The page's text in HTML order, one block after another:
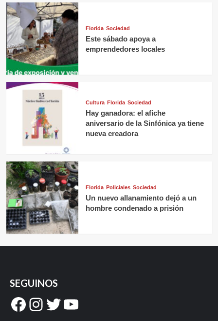
Florida Sociedad
Este sábado apoya a
emprendedores locales
Cultura Florida Sociedad
Hay ganadora: el afiche
aniversario de la Sinfónica ya tiene
nueva creadora
Florida Policiales Sociedad
Un nuevo allanamiento dejó a un
hombre condenado a prisión
SEGUINOS
Facebook
Instagram
Twitter
YouTube